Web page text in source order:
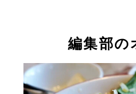
編集部の